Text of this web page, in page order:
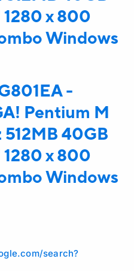
x 800
Windows
-
Pentium M
512MB 40GB
x 800
Windows
search?